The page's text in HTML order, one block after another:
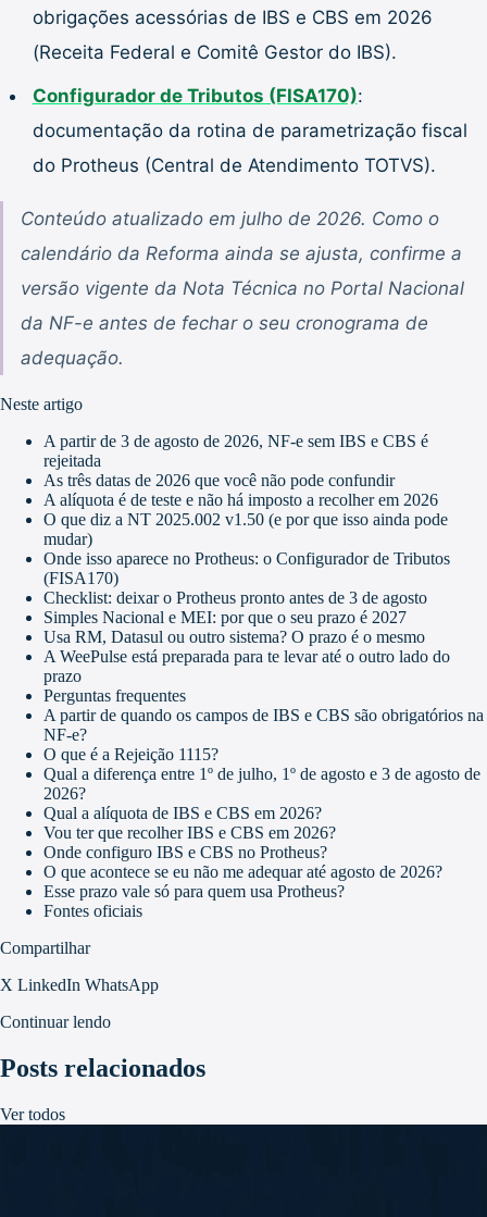
obrigações acessórias de IBS e CBS em 2026
(Receita Federal e Comitê Gestor do IBS).
Configurador de Tributos (FISA170):
documentação da rotina de parametrização fiscal
do Protheus (Central de Atendimento TOTVS).
Conteúdo atualizado em julho de 2026. Como o
calendário da Reforma ainda se ajusta, confirme a
versão vigente da Nota Técnica no Portal Nacional
da NF-e antes de fechar o seu cronograma de
adequação.
Neste artigo
A partir de 3 de agosto de 2026, NF-e sem IBS e CBS é
rejeitada
As três datas de 2026 que você não pode confundir
A alíquota é de teste e não há imposto a recolher em 2026
O que diz a NT 2025.002 v1.50 (e por que isso ainda pode
mudar)
Onde isso aparece no Protheus: o Configurador de Tributos
(FISA170)
Checklist: deixar o Protheus pronto antes de 3 de agosto
Simples Nacional e MEI: por que o seu prazo é 2027
Usa RM, Datasul ou outro sistema? O prazo é o mesmo
A WeePulse está preparada para te levar até o outro lado do
prazo
Perguntas frequentes
A partir de quando os campos de IBS e CBS são obrigatórios na
NF-e?
O que é a Rejeição 1115?
Qual a diferença entre 1º de julho, 1º de agosto e 3 de agosto de
2026?
Qual a alíquota de IBS e CBS em 2026?
Vou ter que recolher IBS e CBS em 2026?
Onde configuro IBS e CBS no Protheus?
O que acontece se eu não me adequar até agosto de 2026?
Esse prazo vale só para quem usa Protheus?
Fontes oficiais
Compartilhar
X LinkedIn WhatsApp
Continuar lendo
Posts relacionados
Ver todos